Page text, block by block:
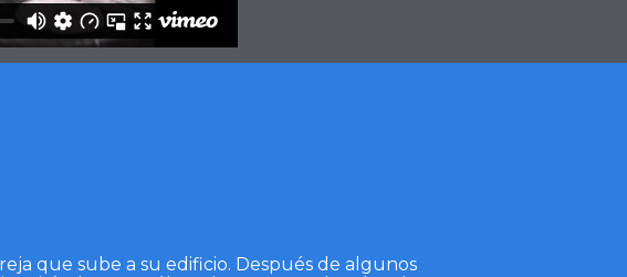
que sube a su edificio. Después de algunos